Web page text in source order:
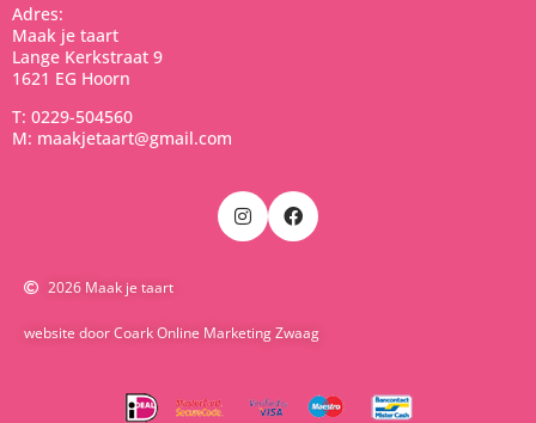
Adres:
Maak je taart
Lange Kerkstraat 9
1621 EG Hoorn
T: 0229-504560
M: maakjetaart@gmail.com
2026 Maak je taart
website door Coark Online Marketing Zwaag